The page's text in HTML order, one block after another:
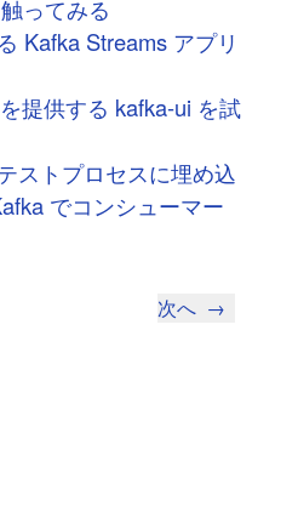
ってみる
Kafka Streams アプリ
提供する kafka-ui を試
ストプロセスに埋め込
でコンシューマー
次へ →